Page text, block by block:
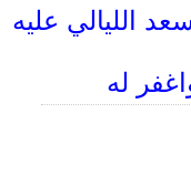
الليالي عليه
له